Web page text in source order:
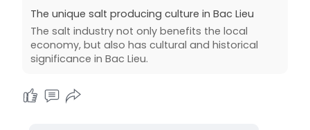
The unique salt producing culture in Bac Lieu
The salt industry not only benefits the local
economy, but also has cultural and historical
significance in Bac Lieu.